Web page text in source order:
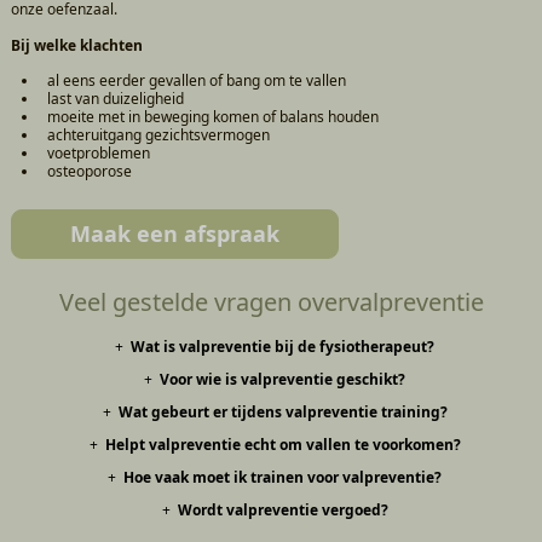
onze oefenzaal.
Bij welke klachten
al eens eerder gevallen of bang om te vallen
last van duizeligheid
moeite met in beweging komen of balans houden
achteruitgang gezichtsvermogen
voetproblemen
osteoporose
Maak een afspraak
Veel gestelde vragen overvalpreventie
Wat is valpreventie bij de fysiotherapeut?
Valpreventie is een training gericht op het verminderen van het risico
op vallen. Je werkt aan balans, spierkracht en veilig bewegen in het
dagelijks leven.
Voor wie is valpreventie geschikt?
Valpreventie is vooral bedoeld voor ouderen of mensen die onzeker zijn
bij het lopen, al eens gevallen zijn of moeite hebben met balans en
stabiliteit.
Wat gebeurt er tijdens valpreventie training?
Je doet oefeningen voor balans, kracht en coördinatie. Daarnaast krijg
je advies over veilig bewegen, opstaan na een val en het voorkomen
van risicosituaties thuis.
Helpt valpreventie echt om vallen te voorkomen?
Ja, door gericht te trainen wordt je lichaam sterker en stabieler. Dit
verkleint de kans op vallen en vergroot het vertrouwen in bewegen.
Hoe vaak moet ik trainen voor valpreventie?
Meestal train je één tot meerdere keren per week, afhankelijk van je
Wordt valpreventie vergoed?